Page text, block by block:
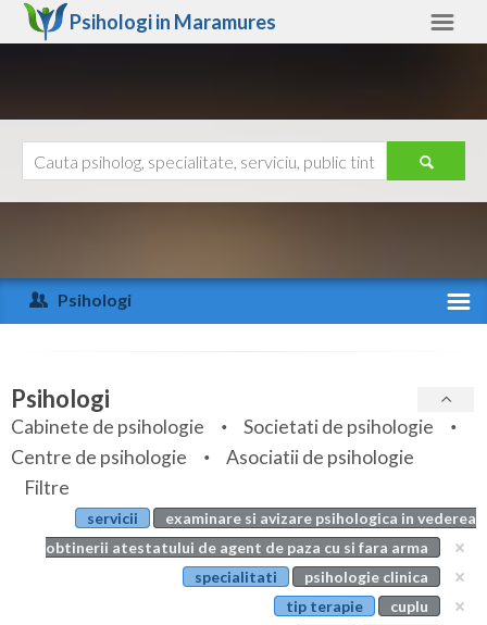
Psihologi in Maramures
Arad
Arges
Bihor
Bistrita-Nasaud
Botosani
Braila
Ajutor
Psihologi
Specialitati
Servicii
Articole
Evenimente
Psihologi
Cabinete de psihologie
Societati de psihologie
Centre de psihologie
Asociatii de psihologie
Filtre
servicii
examinare si avizare psihologica in vederea
obtinerii atestatului de agent de paza cu si fara arma
specialitati
psihologie clinica
tip terapie
cuplu